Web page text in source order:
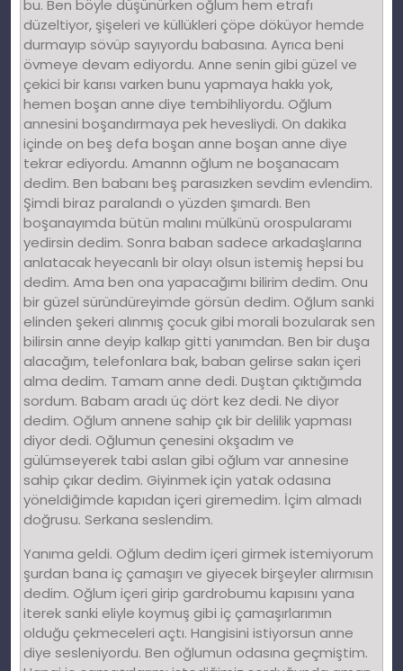
bu. Ben böyle düşünürken oğlum hem etrafı
düzeltiyor, şişeleri ve küllükleri çöpe döküyor hemde
durmayıp sövüp sayıyordu babasına. Ayrıca beni
övmeye devam ediyordu. Anne senin gibi güzel ve
çekici bir karısı varken bunu yapmaya hakkı yok,
hemen boşan anne diye tembihliyordu. Oğlum
annesini boşandırmaya pek hevesliydi. On dakika
içinde on beş defa boşan anne boşan anne diye
tekrar ediyordu. Amannn oğlum ne boşanacam
dedim. Ben babanı beş parasızken sevdim evlendim.
Şimdi biraz paralandı o yüzden şımardı. Ben
boşanayımda bütün malını mülkünü orospularamı
yedirsin dedim. Sonra baban sadece arkadaşlarına
anlatacak heyecanlı bir olayı olsun istemiş hepsi bu
dedim. Ama ben ona yapacağımı bilirim dedim. Onu
bir güzel süründüreyimde görsün dedim. Oğlum sanki
elinden şekeri alınmış çocuk gibi morali bozularak sen
bilirsin anne deyip kalkıp gitti yanımdan. Ben bir duşa
alacağım, telefonlara bak, baban gelirse sakın içeri
alma dedim. Tamam anne dedi. Duştan çıktığımda
sordum. Babam aradı üç dört kez dedi. Ne diyor
dedim. Oğlum annene sahip çık bir delilik yapması
diyor dedi. Oğlumun çenesini okşadım ve
gülümseyerek tabi aslan gibi oğlum var annesine
sahip çıkar dedim. Giyinmek için yatak odasına
yöneldiğimde kapıdan içeri giremedim. İçim almadı
doğrusu. Serkana seslendim.
Yanıma geldi. Oğlum dedim içeri girmek istemiyorum
şurdan bana iç çamaşırı ve giyecek birşeyler alırmısın
dedim. Oğlum içeri girip gardrobumu kapısını yana
iterek sanki eliyle koymuş gibi iç çamaşırlarımın
olduğu çekmeceleri açtı. Hangisini istiyorsun anne
diye sesleniyordu. Ben oğlumun odasına geçmiştim.